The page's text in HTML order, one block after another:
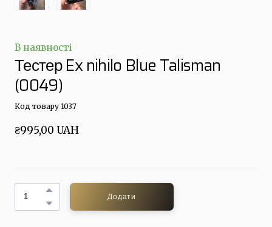
В наявності
Тестер Ex nihilo Blue Talisman
(0049)
Код товару 1037
₴995,00 UAH
Додати